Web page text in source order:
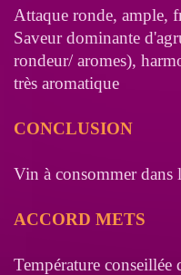
Attaque ronde, ample,
Saveur dominante
rondeur/ aromes),
très aromatique
CONCLUSION
Vin à consommer dans
ACCORD METS
Température conseillée